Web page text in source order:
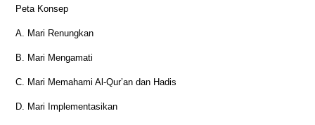
Peta Konsep
A. Mari Renungkan
B. Mari Mengamati
C. Mari Memahami Al-Qur’an dan Hadis
D. Mari Implementasikan